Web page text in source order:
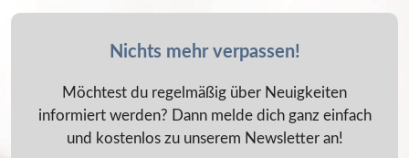
Nichts mehr verpassen!
Möchtest du regelmäßig über Neuigkeiten
informiert werden? Dann melde dich ganz einfach
und kostenlos zu unserem Newsletter an!